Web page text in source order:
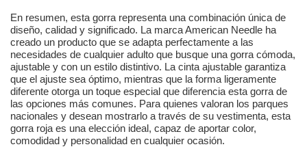
En resumen, esta gorra representa una combinación única de
diseño, calidad y significado. La marca American Needle ha
creado un producto que se adapta perfectamente a las
necesidades de cualquier adulto que busque una gorra cómoda,
ajustable y con un estilo distintivo. La cinta ajustable garantiza
que el ajuste sea óptimo, mientras que la forma ligeramente
diferente otorga un toque especial que diferencia esta gorra de
las opciones más comunes. Para quienes valoran los parques
nacionales y desean mostrarlo a través de su vestimenta, esta
gorra roja es una elección ideal, capaz de aportar color,
comodidad y personalidad en cualquier ocasión.